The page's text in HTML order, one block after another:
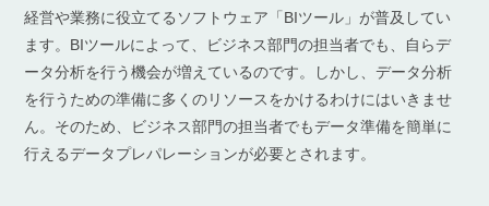
経営や業務に役立てるソフトウェア「BIツール」が普及してい
ます。BIツールによって、ビジネス部門の担当者でも、自らデ
ータ分析を行う機会が増えているのです。しかし、データ分析
を行うための準備に多くのリソースをかけるわけにはいきませ
ん。そのため、ビジネス部門の担当者でもデータ準備を簡単に
行えるデータプレパレーションが必要とされます。